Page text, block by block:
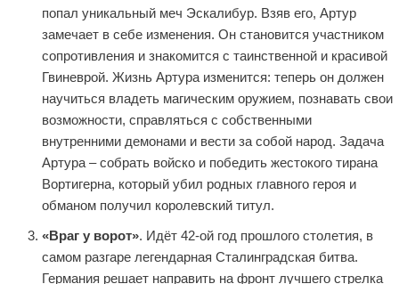
попал уникальный меч Эскалибур. Взяв его, Артур
замечает в себе изменения. Он становится участником
сопротивления и знакомится с таинственной и красивой
Гвиневрой. Жизнь Артура изменится: теперь он должен
научиться владеть магическим оружием, познавать свои
возможности, справляться с собственными
внутренними демонами и вести за собой народ. Задача
Артура – собрать войско и победить жестокого тирана
Вортигерна, который убил родных главного героя и
обманом получил королевский титул.
«Враг у ворот». Идёт 42-ой год прошлого столетия, в
самом разгаре легендарная Сталинградская битва.
Германия решает направить на фронт лучшего стрелка